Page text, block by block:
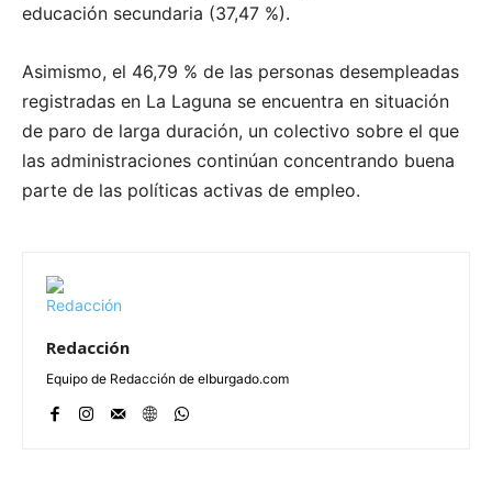
educación secundaria (37,47 %).
Asimismo, el 46,79 % de las personas desempleadas
registradas en La Laguna se encuentra en situación
de paro de larga duración, un colectivo sobre el que
las administraciones continúan concentrando buena
parte de las políticas activas de empleo.
Redacción
Equipo de Redacción de elburgado.com